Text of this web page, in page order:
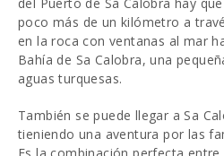
poco más de un kilómetro a
en la roca con ventanas al mar
Bahía de Sa Calobra, una
aguas turquesas.
También se puede llegar a Sa
tieniendo una aventura por las